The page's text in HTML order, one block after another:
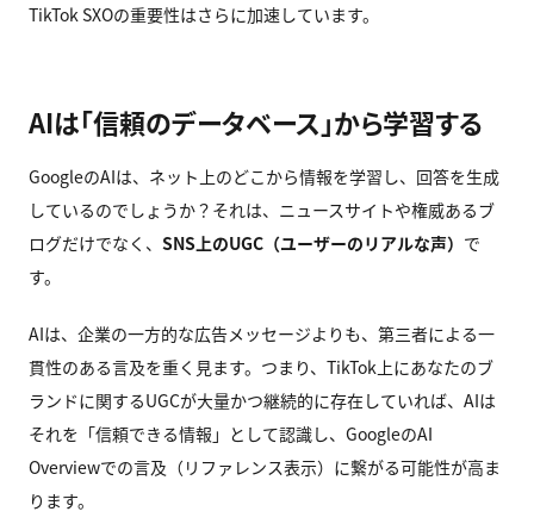
TikTok SXOの重要性はさらに加速しています。
AIは「信頼のデータベース」から学習する
GoogleのAIは、ネット上のどこから情報を学習し、回答を生成
しているのでしょうか？それは、ニュースサイトや権威あるブ
ログだけでなく、 SNS上のUGC（ユーザーのリアルな声） で
す。
AIは、企業の一方的な広告メッセージよりも、第三者による一
貫性のある言及を重く見ます。つまり、TikTok上にあなたのブ
ランドに関するUGCが大量かつ継続的に存在していれば、AIは
それを「信頼できる情報」として認識し、GoogleのAI
Overviewでの言及（リファレンス表示）に繋がる可能性が高ま
ります。